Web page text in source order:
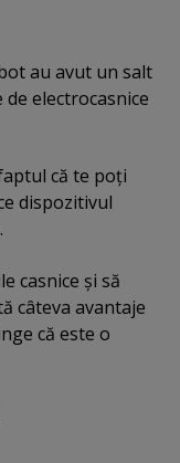
au avut un salt
electrocasnice
că te poţi
dispozitivul
casnice şi să
câteva avantaje
că este o